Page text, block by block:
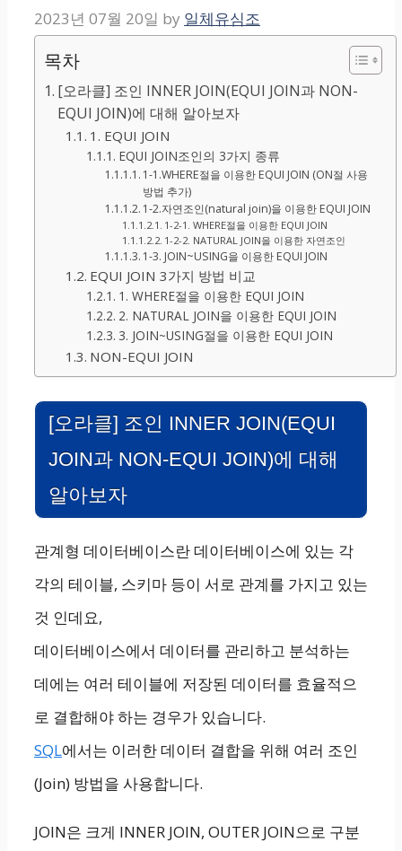
2023년 07월 20일 by 일체유심조
목차
[오라클] 조인 INNER JOIN(EQUI JOIN과 NON-
EQUI JOIN)에 대해 알아보자
1. EQUI JOIN
EQUI JOIN조인의 3가지 종류
1-1.WHERE절을 이용한 EQUI JOIN (ON절 사용
방법 추가)
1-2.자연조인(natural join)을 이용한 EQUI JOIN
1-2-1. WHERE절을 이용한 EQUI JOIN
1-2-2. NATURAL JOIN을 이용한 자연조인
1-3. JOIN~USING을 이용한 EQUI JOIN
EQUI JOIN 3가지 방법 비교
1. WHERE절을 이용한 EQUI JOIN
2. NATURAL JOIN을 이용한 EQUI JOIN
3. JOIN~USING절을 이용한 EQUI JOIN
NON-EQUI JOIN
[오라클] 조인 INNER JOIN(EQUI
JOIN과 NON-EQUI JOIN)에 대해
알아보자
관계형 데이터베이스란 데이터베이스에 있는 각
각의 테이블, 스키마 등이 서로 관계를 가지고 있는
것 인데요,
데이터베이스에서 데이터를 관리하고 분석하는
데에는 여러 테이블에 저장된 데이터를 효율적으
로 결합해야 하는 경우가 있습니다.
SQL에서는 이러한 데이터 결합을 위해 여러 조인
(Join) 방법을 사용합니다.
JOIN은 크게 INNER JOIN, OUTER JOIN으로 구분